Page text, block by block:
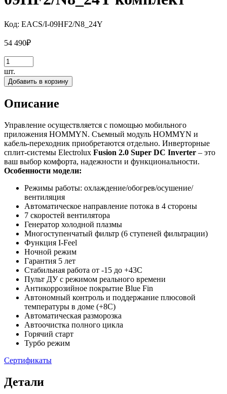
Код: EACS/I-09HF2/N8_24Y
54 490₽
шт.
Добавить в корзину
Описание
Управление осуществляется с помощью мобильного
приложения HOMMYN. Съемный модуль HOMMYN и
кабель-переходник приобретаются отдельно. Инверторные
сплит-системы Electrolux Fusion 2.0 Super DC Inverter – это
ваш выбор комфорта, надежности и функциональности.
Особенности модели:
Режимы работы: охлаждение/обогрев/осушение/
вентиляция
Автоматическое направление потока в 4 стороны
7 скоростей вентилятора
Генератор холодной плазмы
Многоступенчатый фильтр (6 ступеней фильтрации)
Функция I-Feel
Ночной режим
Гарантия 5 лет
Стабильная работа от -15 до +43C
Пульт ДУ с режимом реального времени
Антикоррозийное покрытие Blue Fin
Автономный контроль и поддержание плюсовой
температуры в доме (+8C)
Автоматическая разморозка
Автоочистка полного цикла
Горячий старт
Турбо режим
Сертификаты
Детали